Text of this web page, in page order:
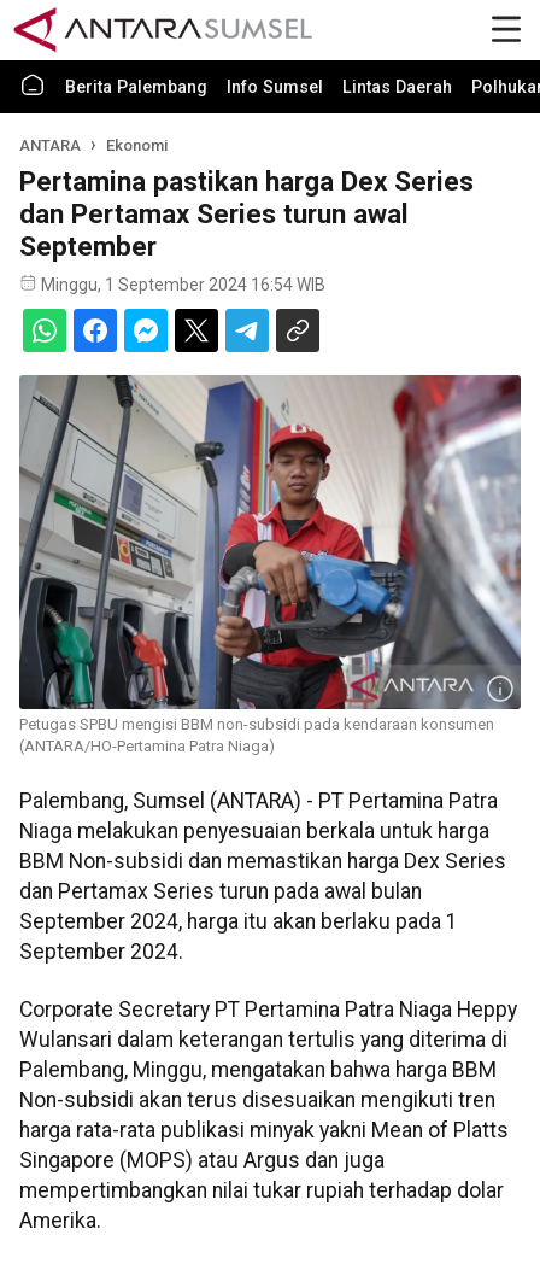
Berita Palembang Info Sumsel Lintas Daerah
ANTARA Ekonomi
Pertamina pastikan harga Dex Series
dan Pertamax Series turun awal
September
Minggu, 1 September 2024 16:54 WIB
Petugas SPBU mengisi BBM non-subsidi pada kendaraan konsumen
(ANTARA/HO-Pertamina Patra Niaga)
Palembang, Sumsel (ANTARA) - PT Pertamina Patra
Niaga melakukan penyesuaian berkala untuk harga
BBM Non-subsidi dan memastikan harga Dex Series
dan Pertamax Series turun pada awal bulan
September 2024, harga itu akan berlaku pada 1
September 2024.
Corporate Secretary PT Pertamina Patra Niaga Heppy
Wulansari dalam keterangan tertulis yang diterima di
Palembang, Minggu, mengatakan bahwa harga BBM
Non-subsidi akan terus disesuaikan mengikuti tren
harga rata-rata publikasi minyak yakni Mean of Platts
Singapore (MOPS) atau Argus dan juga
mempertimbangkan nilai tukar rupiah terhadap dolar
Amerika.